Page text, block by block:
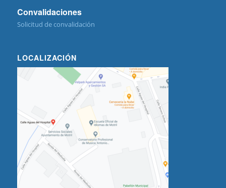
Convalidaciones
Solicitud de convalidación
LOCALIZACIÓN